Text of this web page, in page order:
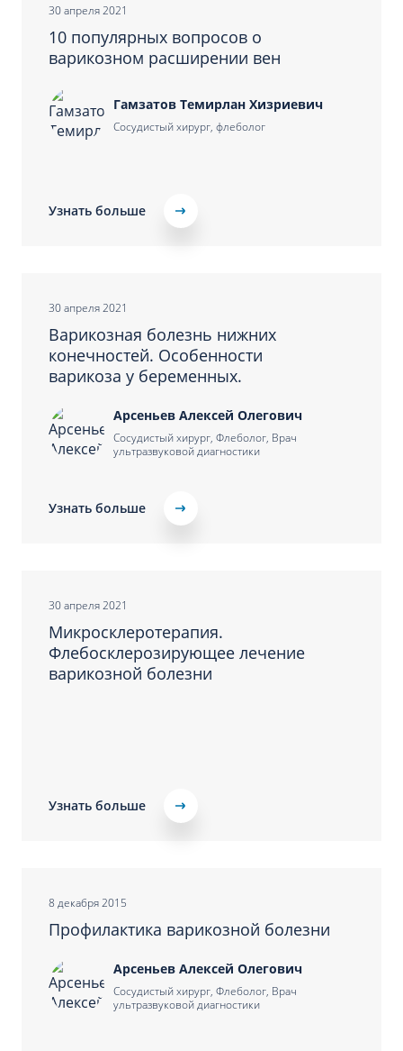
30 апреля 2021
10 популярных вопросов о
варикозном расширении вен
Гамзатов Темирлан Хизриевич
Сосудистый хирург, флеболог
Узнать больше
30 апреля 2021
Варикозная болезнь нижних
конечностей. Особенности
варикоза у беременных.
Арсеньев Алексей Олегович
Сосудистый хирург, Флеболог, Врач
ультразвуковой диагностики
Узнать больше
30 апреля 2021
Микросклеротерапия.
Флебосклерозирующее лечение
варикозной болезни
Узнать больше
8 декабря 2015
Профилактика варикозной болезни
Арсеньев Алексей Олегович
Сосудистый хирург, Флеболог, Врач
ультразвуковой диагностики